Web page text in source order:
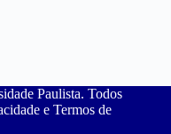
Paulista. Todos
e Termos de